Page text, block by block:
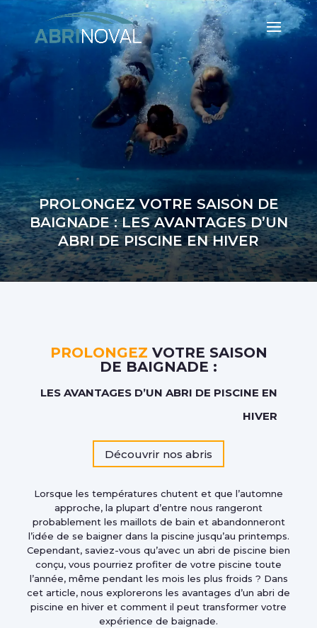
PROLONGEZ VOTRE SAISON DE
BAIGNADE : LES AVANTAGES D’UN
ABRI DE PISCINE EN HIVER
PROLONGEZ VOTRE SAISON
DE BAIGNADE :
LES AVANTAGES D’UN ABRI DE PISCINE EN
HIVER
Découvrir nos abris
Lorsque les températures chutent et que l’automne
approche, la plupart d’entre nous rangeront
probablement les maillots de bain et abandonneront
l’idée de se baigner dans la piscine jusqu’au printemps.
Cependant, saviez-vous qu’avec un abri de piscine bien
conçu, vous pourriez profiter de votre piscine toute
l’année, même pendant les mois les plus froids ? Dans
cet article, nous explorerons les avantages d’un abri de
piscine en hiver et comment il peut transformer votre
expérience de baignade.